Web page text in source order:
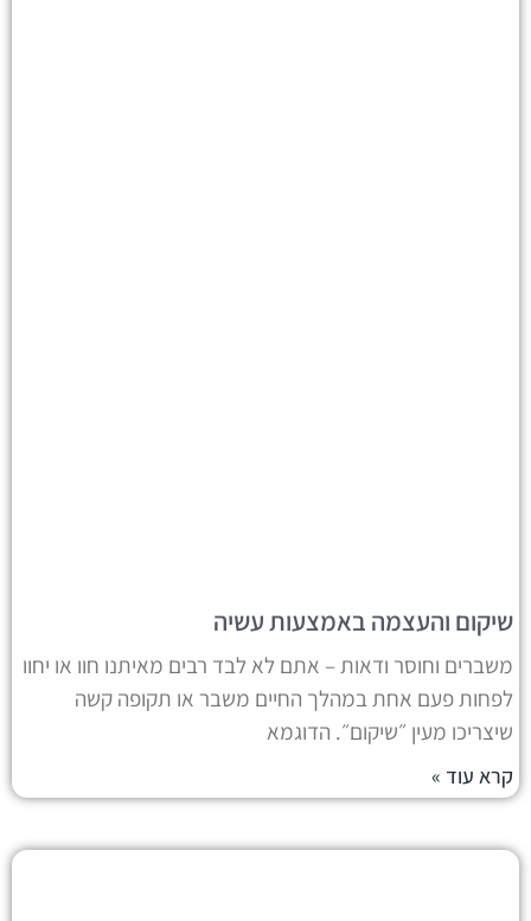
שיקום והעצמה באמצעות עשיה
משברים וחוסר ודאות – אתם לא לבד רבים מאיתנו חוו או יחוו
לפחות פעם אחת במהלך החיים משבר או תקופה קשה
שיצריכו מעין ״שיקום״. הדוגמא
קרא עוד »